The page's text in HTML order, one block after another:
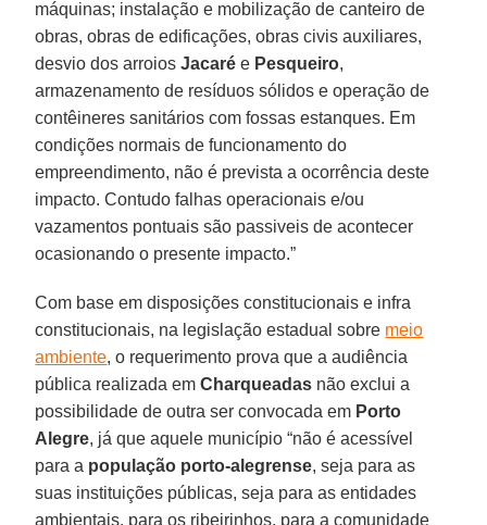
máquinas; instalação e mobilização de canteiro de
obras, obras de edificações, obras civis auxiliares,
desvio dos arroiosJacaré e Pesqueiro,
armazenamento de resíduos sólidos e operação de
contêineres sanitários com fossas estanques. Em
condições normais de funcionamento do
empreendimento, não é prevista a ocorrência deste
impacto. Contudo falhas operacionais e/ou
vazamentos pontuais são passiveis de acontecer
ocasionando o presente impacto.”
Com base em disposições constitucionais e infra
constitucionais, na legislação estadual sobre meio
ambiente, o requerimento prova que a audiência
pública realizada emCharqueadas não exclui a
possibilidade de outra ser convocada em Porto
Alegre, já que aquele município “não é acessível
para a população porto-alegrense, seja para as
suas instituições públicas, seja para as entidades
ambientais, para os ribeirinhos, para a comunidade